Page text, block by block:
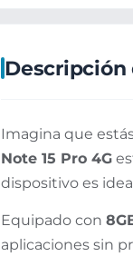
Descripción
Imagina que
Note 15 Pro 4G
dispositivo es
Equipado con
aplicaciones sin